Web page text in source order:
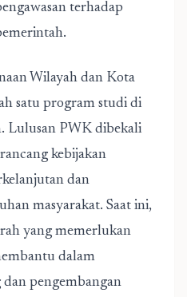
terhadap
Wilayah dan Kota
satu program studi di
Lulusan PWK dibekali
kebijakan
dan
masyarakat. Saat ini,
yang memerlukan
dalam
pengembangan